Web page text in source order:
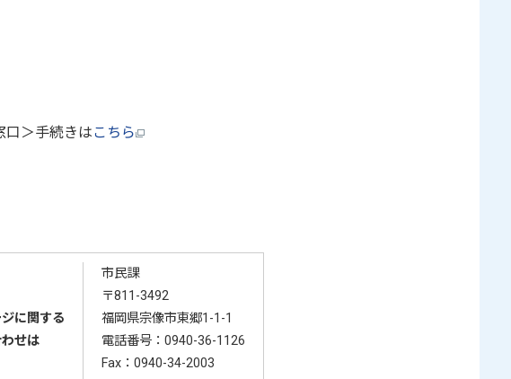
口＞手続きはこちら
に関する
せは
市民課
〒811-3492
福岡県宗像市東郷1-1-1
電話番号： 0940-36-1126
Fax：0940-34-2003